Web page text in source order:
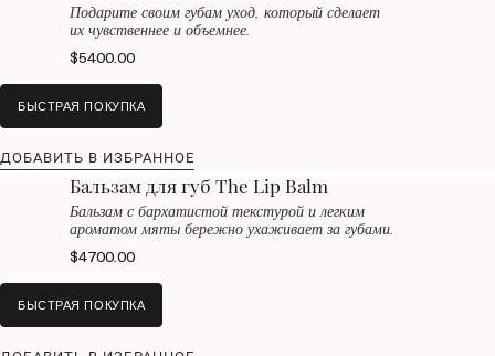
Подарите своим губам уход, который сделает
их чувственнее и объемнее.
$5400.00
БЫСТРАЯ ПОКУПКА
ДОБАВИТЬ В ИЗБРАННОЕ
Бальзам для губ The Lip Balm
Бальзам с бархатистой текстурой и легким
ароматом мяты бережно ухаживает за губами.
$4700.00
БЫСТРАЯ ПОКУПКА